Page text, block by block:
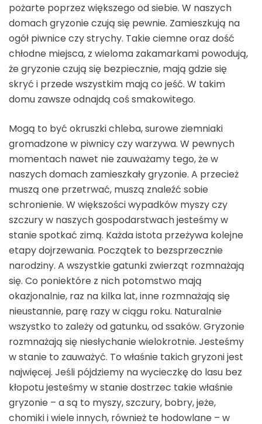
pożarte poprzez większego od siebie. W naszych
domach gryzonie czują się pewnie. Zamieszkują na
ogół piwnice czy strychy. Takie ciemne oraz dość
chłodne miejsca, z wieloma zakamarkami powodują,
że gryzonie czują się bezpiecznie, mają gdzie się
skryć i przede wszystkim mają co jeść. W takim
domu zawsze odnajdą coś smakowitego.
Mogą to być okruszki chleba, surowe ziemniaki
gromadzone w piwnicy czy warzywa. W pewnych
momentach nawet nie zauważamy tego, że w
naszych domach zamieszkały gryzonie. A przecież
muszą one przetrwać, muszą znaleźć sobie
schronienie. W większości wypadków myszy czy
szczury w naszych gospodarstwach jesteśmy w
stanie spotkać zimą. Każda istota przeżywa kolejne
etapy dojrzewania. Początek to bezsprzecznie
narodziny. A wszystkie gatunki zwierząt rozmnażają
się. Co poniektóre z nich potomstwo mają
okazjonalnie, raz na kilka lat, inne rozmnażają się
nieustannie, parę razy w ciągu roku. Naturalnie
wszystko to zależy od gatunku, od ssaków. Gryzonie
rozmnażają się niesłychanie wielokrotnie. Jesteśmy
w stanie to zauważyć. To właśnie takich gryzoni jest
najwięcej. Jeśli pójdziemy na wycieczkę do lasu bez
kłopotu jesteśmy w stanie dostrzec takie właśnie
gryzonie – a są to myszy, szczury, bobry, jeże,
chomiki i wiele innych, również te hodowlane – w